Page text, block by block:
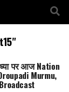
पर आज Nation
Murmu,